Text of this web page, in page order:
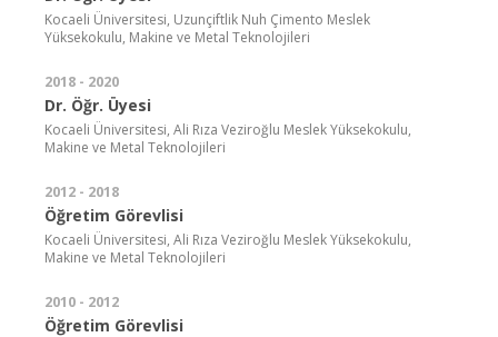
Kocaeli Üniversitesi, Uzunçiftlik Nuh Çimento Meslek
Yüksekokulu, Makine ve Metal Teknolojileri
2018 - 2020
Dr. Öğr. Üyesi
Kocaeli Üniversitesi, Ali Rıza Veziroğlu Meslek Yüksekokulu,
Makine ve Metal Teknolojileri
2012 - 2018
Öğretim Görevlisi
Kocaeli Üniversitesi, Ali Rıza Veziroğlu Meslek Yüksekokulu,
Makine ve Metal Teknolojileri
2010 - 2012
Öğretim Görevlisi